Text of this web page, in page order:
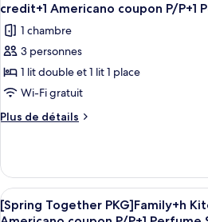
coupon
P/P+1
Perfume
Sachet
chambre
Together
credit+1
Americano
coupon
Perfume
les
photos
pour
ce
type
de
Together
PKG]DeluxeTwin+h
Kitchen
credit+1 Americano coupon P/P+1
1 chambre
3 personnes
1 lit double et 1 lit 1 place
Wi-Fi gratuit
Plus de détails
Plus
le
type
de
chambre
Afficher
toutes
Une
6
[Spring Together PKG]Family+h